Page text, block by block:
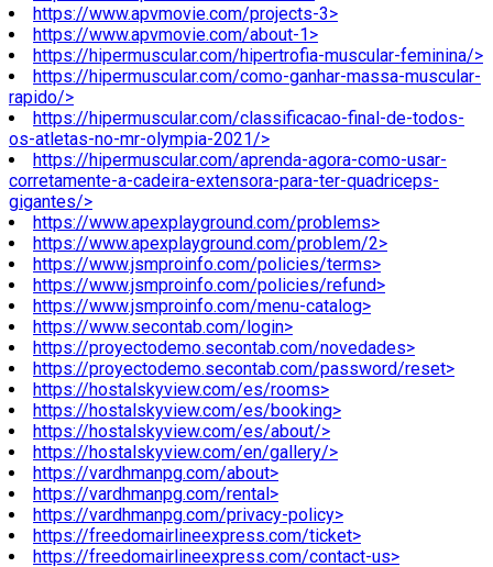
https://www.apvmovie.com/projects-3>
https://www.apvmovie.com/about-1>
https://hipermuscular.com/hipertrofia-muscular-feminina/>
https://hipermuscular.com/como-ganhar-massa-muscular-
rapido/>
https://hipermuscular.com/classificacao-final-de-todos-
os-atletas-no-mr-olympia-2021/>
https://hipermuscular.com/aprenda-agora-como-usar-
corretamente-a-cadeira-extensora-para-ter-quadriceps-
gigantes/>
https://www.apexplayground.com/problems>
https://www.apexplayground.com/problem/2>
https://www.jsmproinfo.com/policies/terms>
https://www.jsmproinfo.com/policies/refund>
https://www.jsmproinfo.com/menu-catalog>
https://www.secontab.com/login>
https://proyectodemo.secontab.com/novedades>
https://proyectodemo.secontab.com/password/reset>
https://hostalskyview.com/es/rooms>
https://hostalskyview.com/es/booking>
https://hostalskyview.com/es/about/>
https://hostalskyview.com/en/gallery/>
https://vardhmanpg.com/about>
https://vardhmanpg.com/rental>
https://vardhmanpg.com/privacy-policy>
https://freedomairlineexpress.com/ticket>
https://freedomairlineexpress.com/contact-us>